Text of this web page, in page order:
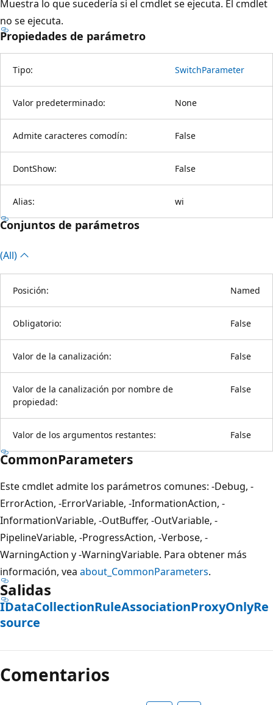
Muestra lo que sucedería si el cmdlet se ejecuta. El cmdlet
no se ejecuta.
Propiedades de parámetro
Tipo: SwitchParameter
Valor predeterminado: None
Admite caracteres comodín: False
DontShow: False
Alias: wi
Conjuntos de parámetros
(All)
Posición: Named
Obligatorio: False
Valor de la canalización: False
Valor de la canalización por nombre de
propiedad:
False
Valor de los argumentos restantes: False
CommonParameters
Este cmdlet admite los parámetros comunes: -Debug, -
ErrorAction, -ErrorVariable, -InformationAction, -
InformationVariable, -OutBuffer, -OutVariable, -
PipelineVariable, -ProgressAction, -Verbose, -
WarningAction y -WarningVariable. Para obtener más
información, vea about_CommonParameters.
Salidas
IDataCollectionRuleAssociationProxyOnlyRe
source
Comentarios